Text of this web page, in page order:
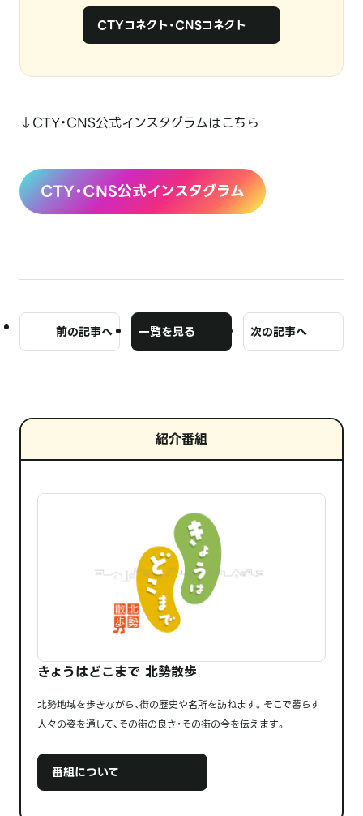
CTYコネクト・CNSコネクト
↓CTY・CNS公式インスタグラムはこちら
CTY・CNS公式インスタグラム
前の記事へ 一覧を見る 次の記事へ
紹介番組
きょうはどこまで 北勢散歩
北勢地域を歩きながら、街の歴史や名所を訪ねます。そこで暮らす
人々の姿を通して、その街の良さ・その街の今を伝えます。
番組について